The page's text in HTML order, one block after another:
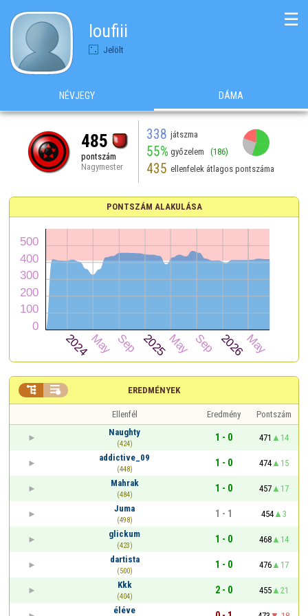
loufiii
Jelölt
☰
NÉVJEGY DÁMA
485
pontszám
Nagymester
338 játszma
55% győzelem (186)
435 ellenfelek átlagos pontszáma
PONTSZÁM ALAKULÁSA
EREDMÉNYEK
 
Ellenfél Eredmény
Pontszám
Naughty
(424)
1 - 0 471
14
addictive_09
(448)
1 - 0 474
15
Mahrak
(484)
1 - 0 457
17
Juma
(498)
1 - 1 454
3
glickum
(423)
1 - 0 468
14
dartista
(500)
1 - 0 476
17
Kkk
(404)
2 - 0 455
21
éléve